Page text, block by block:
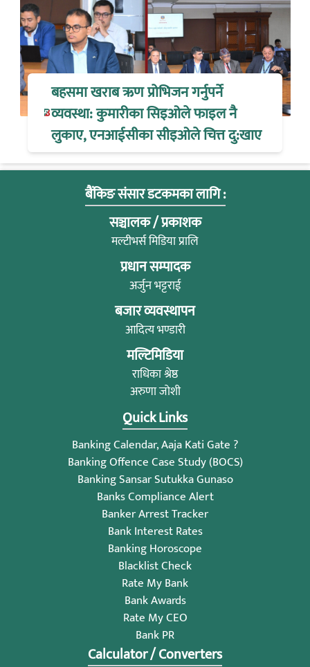
बहसमा खराब ऋण प्रोभिजन गर्नुपर्ने
व्यवस्था: कुमारीका सिइओले फाइल नै
लुकाए, एनआईसीका सीइओले चित्त दु:खाए
बैंकिङ संसार डटकमका लागि :
सञ्चालक / प्रकाशक
मल्टीभर्स मिडिया प्रालि
प्रधान सम्पादक
अर्जुन भट्टराई
बजार व्यवस्थापन
आदित्य भण्डारी
मल्टिमिडिया
राधिका श्रेष्ठ
अरुणा जोशी
Quick Links
Banking Calendar, Aaja Kati Gate ?
Banking Offence Case Study (BOCS)
Banking Sansar Sutukka Gunaso
Banks Compliance Alert
Banker Arrest Tracker
Bank Interest Rates
Banking Horoscope
Blacklist Check
Rate My Bank
Bank Awards
Rate My CEO
Bank PR
Calculator / Converters